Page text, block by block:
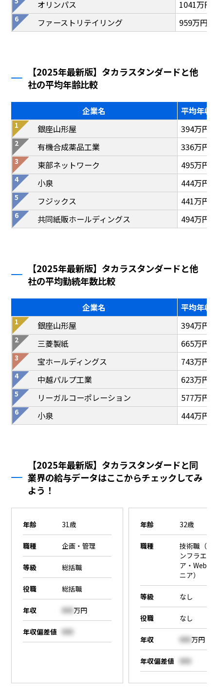
オリンパス
1041万円
ファーストリテイリング
959万円
【2025年最新版】タカラスタンダードと他
社の平均年齢比較
企業名
平均年収
銀座山形屋
394万円
有機合成薬品工業
336万円
東部ネットワーク
495万円
小泉
444万円
フジックス
441万円
共同紙販ホールディングス
494万円
【2025年最新版】タカラスタンダードと他
社の平均勤続年数比較
企業名
平均年収
銀座山形屋
394万円
三菱製紙
665万円
宝ホールディングス
743万円
中越パルプ工業
623万円
リーガルコーポレーション
577万円
小泉
444万円
【2025年最新版】タカラスタンダードと同
業界の給与データはここからチェックしてみ
よう！
年齢 31歳
職種 企画・管理
等級 総括職
役職 総括職
年収 000万円
年収偏差値 000
年齢 32歳
職種
技術職（SE
ンフラエン
ア・Webエ
ニア）
等級 なし
役職 なし
年収 000万円
年収偏差値 000